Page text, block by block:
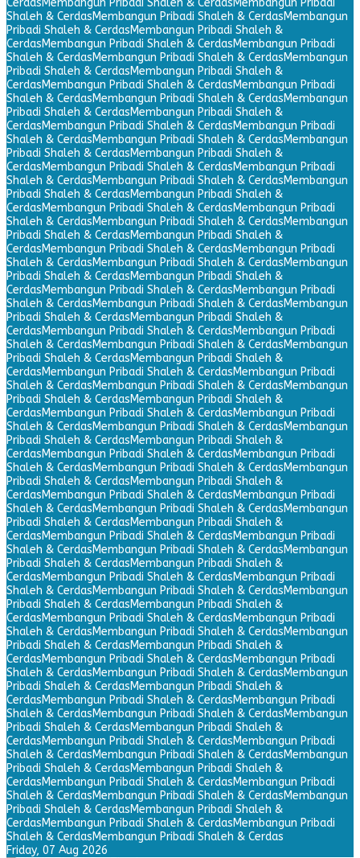
CerdasMembangun Pribadi Shaleh & CerdasMembangun Pribadi
Shaleh & CerdasMembangun Pribadi Shaleh & CerdasMembangun
Pribadi Shaleh & CerdasMembangun Pribadi Shaleh &
CerdasMembangun Pribadi Shaleh & CerdasMembangun Pribadi
Shaleh & CerdasMembangun Pribadi Shaleh & CerdasMembangun
Pribadi Shaleh & CerdasMembangun Pribadi Shaleh &
CerdasMembangun Pribadi Shaleh & CerdasMembangun Pribadi
Shaleh & CerdasMembangun Pribadi Shaleh & CerdasMembangun
Pribadi Shaleh & CerdasMembangun Pribadi Shaleh &
CerdasMembangun Pribadi Shaleh & CerdasMembangun Pribadi
Shaleh & CerdasMembangun Pribadi Shaleh & CerdasMembangun
Pribadi Shaleh & CerdasMembangun Pribadi Shaleh &
CerdasMembangun Pribadi Shaleh & CerdasMembangun Pribadi
Shaleh & CerdasMembangun Pribadi Shaleh & CerdasMembangun
Pribadi Shaleh & CerdasMembangun Pribadi Shaleh &
CerdasMembangun Pribadi Shaleh & CerdasMembangun Pribadi
Shaleh & CerdasMembangun Pribadi Shaleh & CerdasMembangun
Pribadi Shaleh & CerdasMembangun Pribadi Shaleh &
CerdasMembangun Pribadi Shaleh & CerdasMembangun Pribadi
Shaleh & CerdasMembangun Pribadi Shaleh & CerdasMembangun
Pribadi Shaleh & CerdasMembangun Pribadi Shaleh &
CerdasMembangun Pribadi Shaleh & CerdasMembangun Pribadi
Shaleh & CerdasMembangun Pribadi Shaleh & CerdasMembangun
Pribadi Shaleh & CerdasMembangun Pribadi Shaleh &
CerdasMembangun Pribadi Shaleh & CerdasMembangun Pribadi
Shaleh & CerdasMembangun Pribadi Shaleh & CerdasMembangun
Pribadi Shaleh & CerdasMembangun Pribadi Shaleh &
CerdasMembangun Pribadi Shaleh & CerdasMembangun Pribadi
Shaleh & CerdasMembangun Pribadi Shaleh & CerdasMembangun
Pribadi Shaleh & CerdasMembangun Pribadi Shaleh &
CerdasMembangun Pribadi Shaleh & CerdasMembangun Pribadi
Shaleh & CerdasMembangun Pribadi Shaleh & CerdasMembangun
Pribadi Shaleh & CerdasMembangun Pribadi Shaleh &
CerdasMembangun Pribadi Shaleh & CerdasMembangun Pribadi
Shaleh & CerdasMembangun Pribadi Shaleh & CerdasMembangun
Pribadi Shaleh & CerdasMembangun Pribadi Shaleh &
CerdasMembangun Pribadi Shaleh & CerdasMembangun Pribadi
Shaleh & CerdasMembangun Pribadi Shaleh & CerdasMembangun
Pribadi Shaleh & CerdasMembangun Pribadi Shaleh &
CerdasMembangun Pribadi Shaleh & CerdasMembangun Pribadi
Shaleh & CerdasMembangun Pribadi Shaleh & CerdasMembangun
Pribadi Shaleh & CerdasMembangun Pribadi Shaleh &
CerdasMembangun Pribadi Shaleh & CerdasMembangun Pribadi
Shaleh & CerdasMembangun Pribadi Shaleh & CerdasMembangun
Pribadi Shaleh & CerdasMembangun Pribadi Shaleh &
CerdasMembangun Pribadi Shaleh & CerdasMembangun Pribadi
Shaleh & CerdasMembangun Pribadi Shaleh & CerdasMembangun
Pribadi Shaleh & CerdasMembangun Pribadi Shaleh &
CerdasMembangun Pribadi Shaleh & CerdasMembangun Pribadi
Shaleh & CerdasMembangun Pribadi Shaleh & CerdasMembangun
Pribadi Shaleh & CerdasMembangun Pribadi Shaleh &
CerdasMembangun Pribadi Shaleh & CerdasMembangun Pribadi
Shaleh & CerdasMembangun Pribadi Shaleh & CerdasMembangun
Pribadi Shaleh & CerdasMembangun Pribadi Shaleh &
CerdasMembangun Pribadi Shaleh & CerdasMembangun Pribadi
Shaleh & CerdasMembangun Pribadi Shaleh & CerdasMembangun
Pribadi Shaleh & CerdasMembangun Pribadi Shaleh &
CerdasMembangun Pribadi Shaleh & CerdasMembangun Pribadi
Shaleh & CerdasMembangun Pribadi Shaleh & CerdasMembangun
Pribadi Shaleh & CerdasMembangun Pribadi Shaleh &
CerdasMembangun Pribadi Shaleh & CerdasMembangun Pribadi
Shaleh & CerdasMembangun Pribadi Shaleh & Cerdas
Friday, 07 Aug 2026